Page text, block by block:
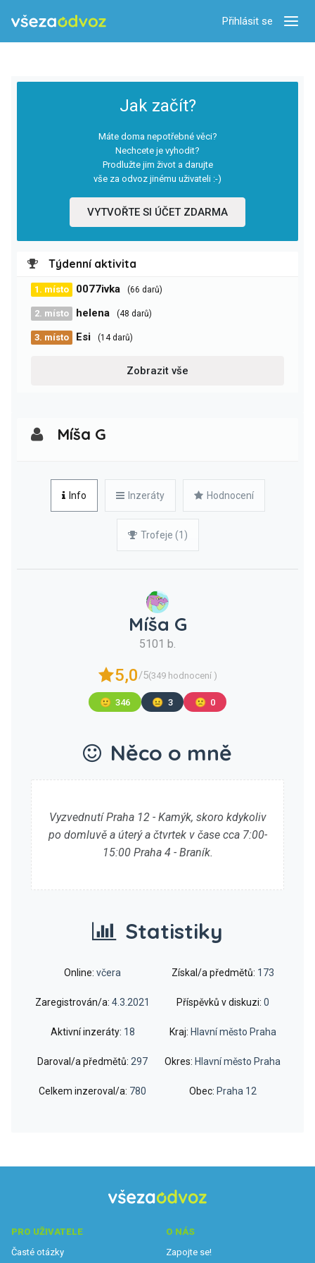
Přihlásit se
Jak začít?
Máte doma nepotřebné věci?
Nechcete je vyhodit?
Prodlužte jim život a darujte
vše za odvoz jinému uživateli :-)
VYTVOŘTE SI ÚČET ZDARMA
Týdenní aktivita
1. místo 0077ivka (66 darů)
2. místo helena (48 darů)
3. místo Esi (14 darů)
Zobrazit vše
Míša G
Info Inzeráty Hodnocení
Trofeje (1)
Míša G
5101 b.
5,0/5(349 hodnocení )
🙂 346 😐 3 🙁 0
Něco o mně
Vyzvednutí Praha 12 - Kamýk, skoro kdykoliv
po domluvě a úterý a čtvrtek v čase cca 7:00-
15:00 Praha 4 - Braník.
Statistiky
Online: včera
Zaregistrován/a: 4.3.2021
Aktivní inzeráty: 18
Daroval/a předmětů: 297
Celkem inzeroval/a: 780
Získal/a předmětů: 173
Příspěvků v diskuzi: 0
Kraj: Hlavní město Praha
Okres: Hlavní město Praha
Obec: Praha 12
PRO UŽIVATELE
Časté otázky
O NÁS
Zapojte se!